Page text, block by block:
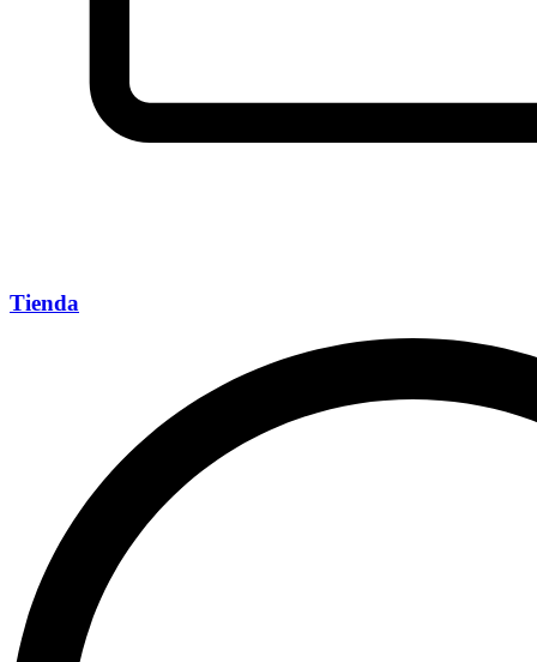
Tienda